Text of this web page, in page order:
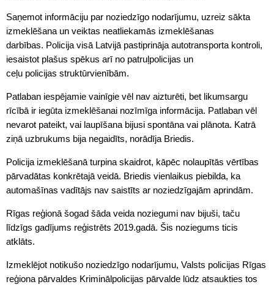
Saņemot informāciju par noziedzīgo nodarījumu, uzreiz sākta
izmeklēšana un veiktas neatliekamās izmeklēšanas
darbības. Policija visā Latvijā pastiprināja autotransporta kontroli,
iesaistot plašus spēkus arī no patruļpolicijas un
ceļu policijas struktūrvienībām.
Patlaban iespējamie vainīgie vēl nav aizturēti, bet likumsargu
rīcībā ir iegūta izmeklēšanai nozīmīga informācija. Patlaban vēl
nevarot pateikt, vai laupīšana bijusi spontāna vai plānota. Katrā
ziņā uzbrukums bija negaidīts, norādīja Briedis.
Policija izmeklēšanā turpina skaidrot, kāpēc nolaupītās vērtības
pārvadātas konkrētajā veidā. Briedis vienlaikus piebilda, ka
automašīnas vadītājs nav saistīts ar noziedzīgajām aprindām.
Rīgas reģionā šogad šāda veida noziegumi nav bijuši, taču
līdzīgs gadījums reģistrēts 2019.gadā. Šis noziegums ticis
atklāts.
Izmeklējot notikušo noziedzīgo nodarījumu, Valsts policijas Rīgas
reģiona pārvaldes Kriminālpolicijas pārvalde lūdz atsaukties tos